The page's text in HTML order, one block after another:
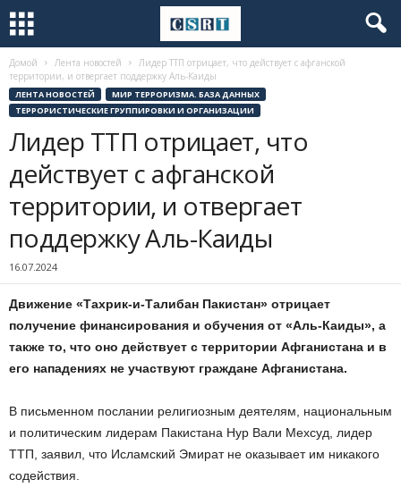
Домой Лента новостей
Лидер ТТП отрицает, что действует с афганской
территории, и отвергает поддержку Аль-Каиды
ЛЕНТА НОВОСТЕЙ
МИР ТЕРРОРИЗМА. БАЗА ДАННЫХ
ТЕРРОРИСТИЧЕСКИЕ ГРУППИРОВКИ И ОРГАНИЗАЦИИ
Лидер ТТП отрицает, что
действует с афганской
территории, и отвергает
поддержку Аль-Каиды
16.07.2024
Движение «Тахрик-и-Талибан Пакистан» отрицает
получение финансирования и обучения от «Аль-Каиды», а
также то, что оно действует с территории Афганистана и в
его нападениях не участвуют граждане Афганистана.
В письменном послании религиозным деятелям, национальным
и политическим лидерам Пакистана Нур Вали Мехсуд, лидер
ТТП, заявил, что Исламский Эмират не оказывает им никакого
содействия.